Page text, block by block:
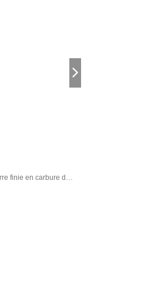
finie en carbure de